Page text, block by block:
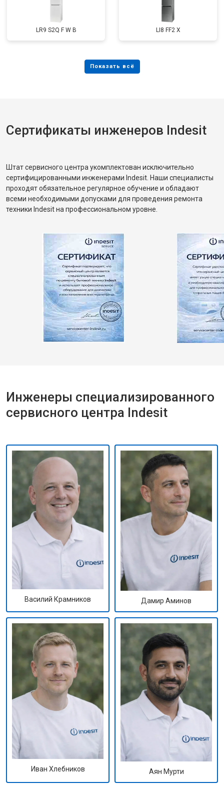
LR9 S2Q F W B LI8 FF2 X
Сертификаты инженеров Indesit
Штат сервисного центра укомплектован исключительно
сертифицированными инженерами Indesit. Наши специалисты
проходят обязательное регулярное обучение и обладают
всеми необходимыми допусками для проведения ремонта
техники Indesit на профессиональном уровне.
Инженеры специализированного
сервисного центра Indesit
Василий Крамников Дамир Аминов
Иван Хлебников Аян Мурти